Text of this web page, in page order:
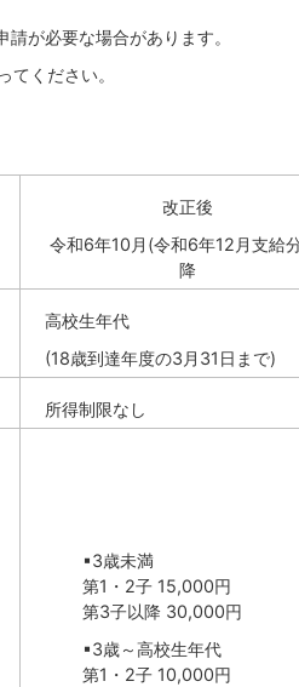
が必要な場合があります。
てください。
改正後
令和6年10月(令和6年12月支給
降
高校生年代
(18歳到達年度の3月31日まで)
所得制限なし
▪3歳未満
第1・2子 15,000円
第3子以降 30,000円
▪3歳～高校生年代
第1・2子 10,000円